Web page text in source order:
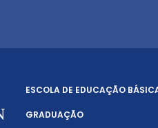
ESCOLA DE EDUCAÇÃO
GRADUAÇÃO